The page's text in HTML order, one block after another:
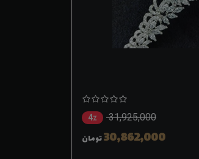
31,925,000 4٪
30,862,000تومان